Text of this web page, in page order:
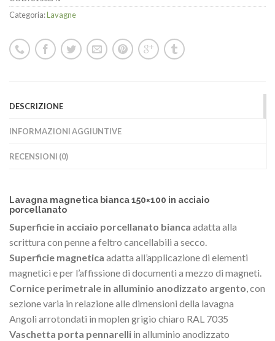
Categoria:Lavagne
DESCRIZIONE
INFORMAZIONI AGGIUNTIVE
RECENSIONI (0)
Lavagna magnetica bianca 150×100 in acciaio
porcellanato
Superficie in acciaio porcellanato bianca adatta alla
scrittura con penne a feltro cancellabili a secco.
Superficie magnetica adatta all’applicazione di elementi
magnetici e per l’affissione di documenti a mezzo di magneti.
Cornice perimetrale in alluminio anodizzato argento, con
sezione varia in relazione alle dimensioni della lavagna
Angoli arrotondati in moplen grigio chiaro RAL 7035
Vaschetta porta pennarelli in alluminio anodizzato